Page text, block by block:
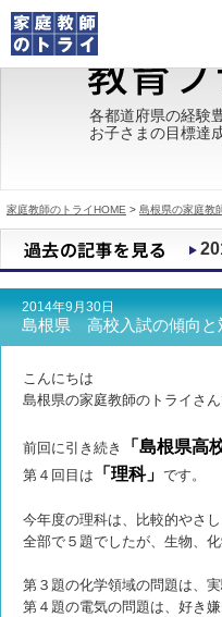
トライの教育理念
成績が上がる理由
都道府県別情報
合格体験談
キャンペーン情報
各都道府県の経験
お子さまの目標達
家庭教師のトライHOME > 島根県の家庭教
2014年9月30日
島根県 高校入試の傾向
こんにちは
島根県の家庭教師のトライさん
前回に引き続き 「島根県高
第４回目は
「理科」 です。
今年度の理科は、比較的やさ
全部で５題でしたが、生物、
第３題の化学領域の問題は、
第４題の電気の問題は、好き